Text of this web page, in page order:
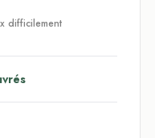
difficilement